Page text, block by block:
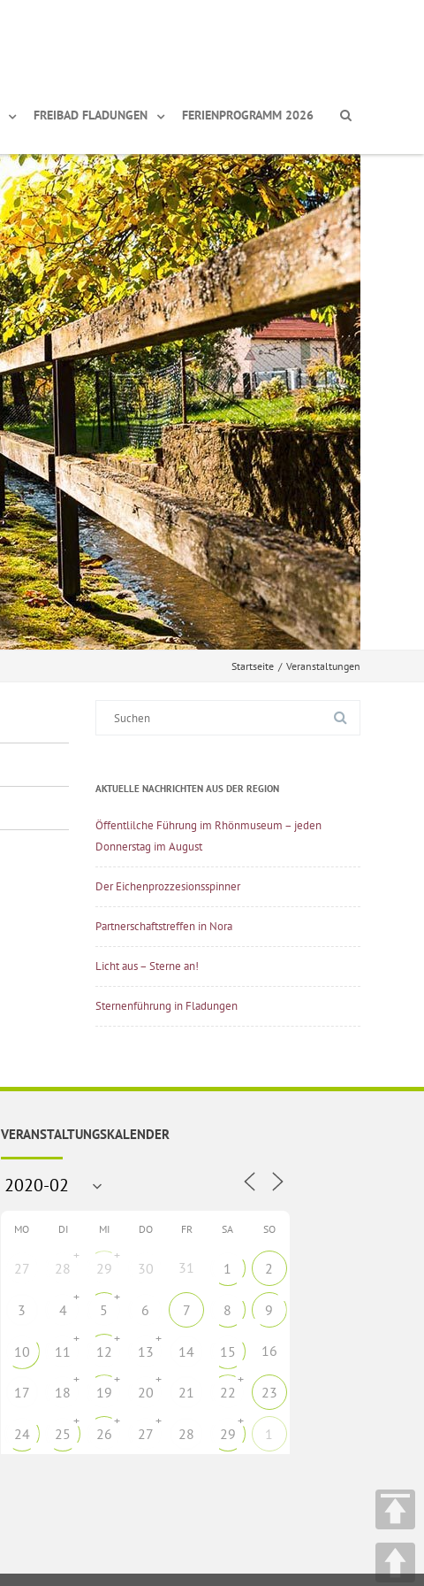
FREIBAD FLADUNGEN FERIENPROGRAMM 2026
Startseite / Veranstaltungen
AKTUELLE NACHRICHTEN AUS DER REGION
Öffentlilche Führung im Rhönmuseum – jeden
Donnerstag im August
Der Eichenprozzesionsspinner
Partnerschaftstreffen in Nora
Licht aus – Sterne an!
Sternenführung in Fladungen
VERANSTALTUNGSKALENDER
MO DI MI DO FR SA SO
27 28
+
29
+
30 31 1 2
3 4
+
5
+
6 7 8 9
10 11
+
12
+
13
+
14 15 16
17 18
+
19
+
20
+
21 22
+
23
24 25
+
26
+
27
+
28 29
+
1